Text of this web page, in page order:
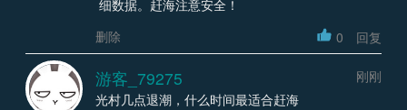
细数据。赶海注意安全！
删除
0 回复
游客_79275
刚刚
光村几点退潮，什么时间最适合赶海